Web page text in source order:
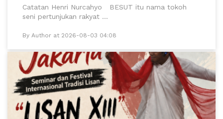
Catatan Henri Nurcahyo BESUT itu nama tokoh
seni pertunjukan rakyat ...
By Author at 2026-08-03 04:08